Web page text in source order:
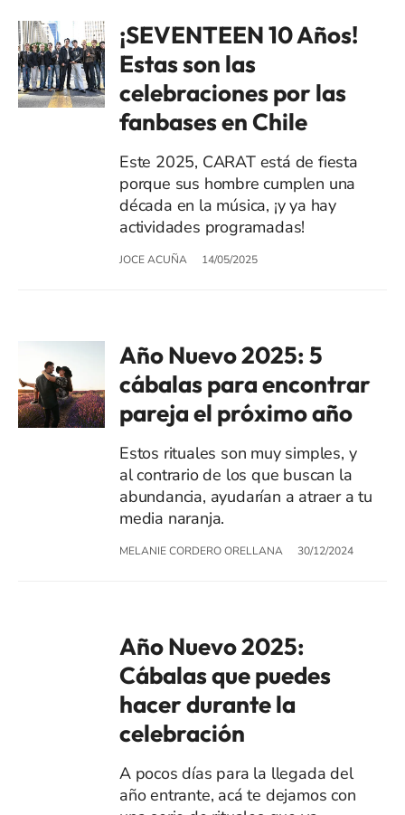
¡SEVENTEEN 10 Años!
Estas son las
celebraciones por las
fanbases en Chile
Este 2025, CARAT está de fiesta
porque sus hombre cumplen una
década en la música, ¡y ya hay
actividades programadas!
JOCE ACUÑA 14/05/2025
Año Nuevo 2025: 5
cábalas para encontrar
pareja el próximo año
Estos rituales son muy simples, y
al contrario de los que buscan la
abundancia, ayudarían a atraer a tu
media naranja.
MELANIE CORDERO ORELLANA 30/12/2024
Año Nuevo 2025:
Cábalas que puedes
hacer durante la
celebración
A pocos días para la llegada del
año entrante, acá te dejamos con